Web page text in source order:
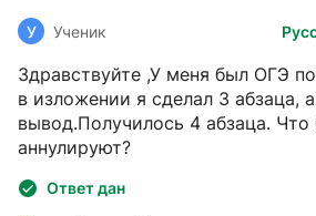
У Ученик
Здравствуйте ,У меня был ОГЭ
в изложении я сделал 3 абзаца,
вывод.Получилось 4 абзаца. Что
аннулируют?
Ответ дан